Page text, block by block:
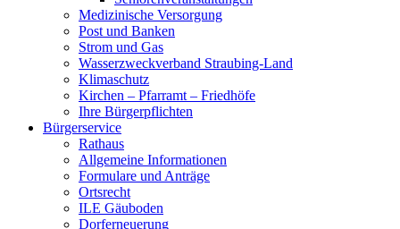
Medizinische Versorgung
Post und Banken
Strom und Gas
Wasserzweckverband Straubing-Land
Klimaschutz
Kirchen – Pfarramt – Friedhöfe
Ihre Bürgerpflichten
Bürgerservice
Rathaus
Allgemeine Informationen
Formulare und Anträge
Ortsrecht
ILE Gäuboden
Dorferneuerung